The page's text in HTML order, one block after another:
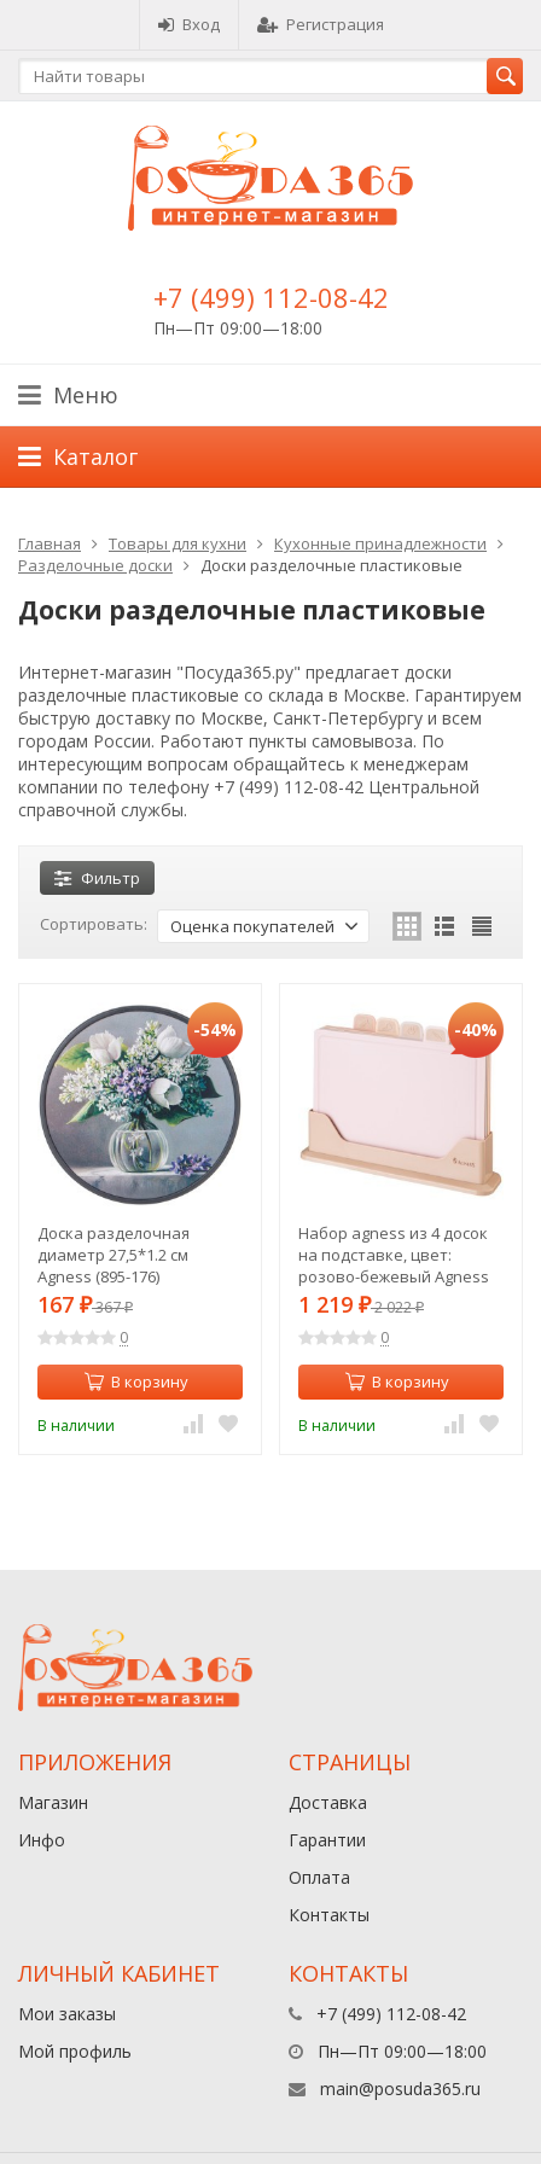
Вход Регистрация
+7 (499) 112-08-42
Пн—Пт 09:00—18:00
Меню
Каталог
Главная Товары для кухни
Кухонные принадлежности
Разделочные доски
Доски разделочные пластиковые
Доски разделочные пластиковые
Интернет-магазин "Посуда365.ру" предлагает доски
разделочные пластиковые со склада в Москве. Гарантируем
быструю доставку по Москве, Санкт-Петербургу и всем
городам России. Работают пункты самовывоза. По
интересующим вопросам обращайтесь к менеджерам
компании по телефону +7 (499) 112-08-42 Центральной
справочной службы.
Фильтр
Сортировать: Оценка покупателей
-54%
Доска разделочная
диаметр 27,5*1.2 см
Agness (895-176)
167 ₽367₽
0
В корзину
В наличии
-40%
Набор agness из 4 досок
на подставке, цвет:
розово-бежевый Agness
(671-206)
1 219 ₽2 022₽
0
В корзину
В наличии
ПРИЛОЖЕНИЯ
Магазин
Инфо
СТРАНИЦЫ
Доставка
Гарантии
Оплата
Контакты
ЛИЧНЫЙ КАБИНЕТ
Мои заказы
Мой профиль
КОНТАКТЫ
+7 (499) 112-08-42
Пн—Пт 09:00—18:00
main@posuda365.ru